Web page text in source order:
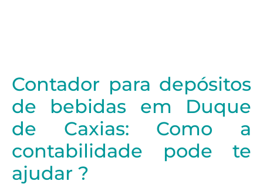
Contador para depósitos
de bebidas em Duque
de Caxias: Como a
contabilidade pode te
ajudar ?